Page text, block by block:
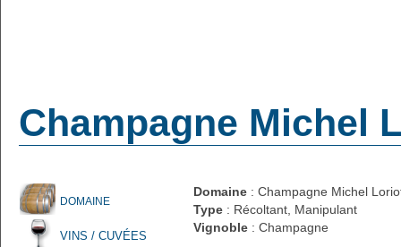
Champagne Michel
DOMAINE
VINS / CUVÉES
Domaine : Champagne Michel
Type : Récoltant, Manipulant
Vignoble : Champagne